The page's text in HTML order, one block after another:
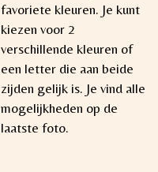
favoriete kleuren. Je kunt
kiezen voor 2
verschillende kleuren of
een letter die aan beide
zijden gelijk is. Je vind alle
mogelijkheden op de
laatste foto.